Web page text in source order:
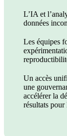
L’IA et
données
Les équipes
Un accès
une
accélérer la
résultats pour